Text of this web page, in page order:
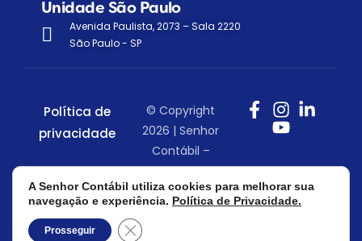
Unidade São Paulo
Avenida Paulista, 2073 – Sala 2220
São Paulo - SP
Política de
privacidade
© Copyright
2026 | Senhor
Contábil –
Todos os
direitos
reservados.
A Senhor Contábil utiliza cookies para melhorar sua
navegação e experiência. Política de Privacidade.
Prosseguir Close GDPR Cookie Banner